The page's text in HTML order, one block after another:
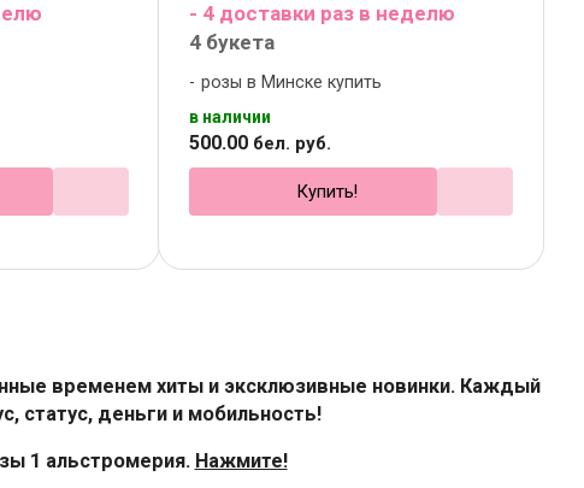
- 4 доставки раз в неделю
4 букета
розы в Минске купить
в наличии
500.00 бел. руб.
Купить!
временем хиты и эксклюзивные новинки. Каждый
статус, деньги и мобильность!
1 альстромерия. Нажмите!